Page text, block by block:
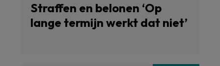
Straffen en belonen ‘Op
lange termijn werkt dat niet’